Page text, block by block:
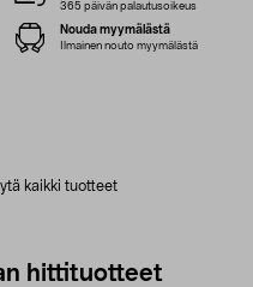
kaikki tuotteet
365 päivän palautusoikeus
Nouda myymälästä
Ilmainen nouto myymälästä
hittituotteet